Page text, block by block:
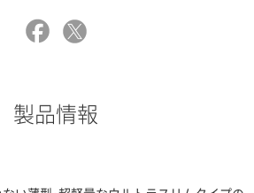
製品情報